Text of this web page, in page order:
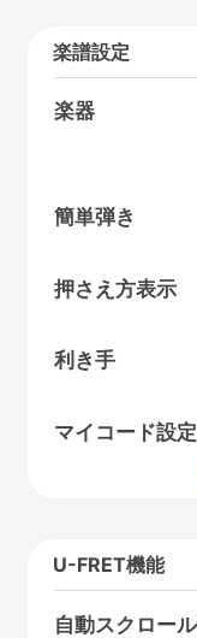
楽譜設定
楽器
簡単弾き
押さえ方表示
利き手
マイコード設定
U-FRET機能
自動スクロー